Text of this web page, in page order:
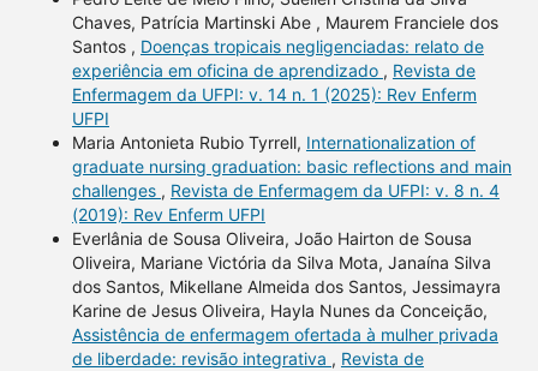
Chaves, Patrícia Martinski Abe , Maurem Franciele dos
Santos , Doenças tropicais negligenciadas: relato de
experiência em oficina de aprendizado , Revista de
Enfermagem da UFPI: v. 14 n. 1 (2025): Rev Enferm
UFPI
Maria Antonieta Rubio Tyrrell, Internationalization of
graduate nursing graduation: basic reflections and main
challenges , Revista de Enfermagem da UFPI: v. 8 n. 4
(2019): Rev Enferm UFPI
Everlânia de Sousa Oliveira, João Hairton de Sousa
Oliveira, Mariane Victória da Silva Mota, Janaína Silva
dos Santos, Mikellane Almeida dos Santos, Jessimayra
Karine de Jesus Oliveira, Hayla Nunes da Conceição,
Assistência de enfermagem ofertada à mulher privada
de liberdade: revisão integrativa , Revista de